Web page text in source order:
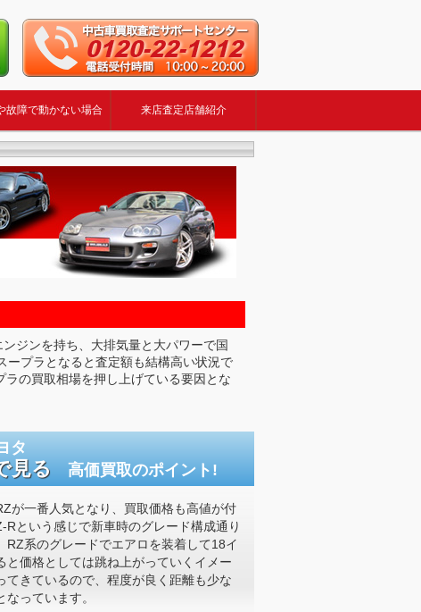
故障で動かない場合 来店査定店舗紹介
ジンを持ち、大排気量と大パワーで国
ープラとなると査定額も結構高い状況で
の買取相場を押し上げている要因とな
タ
見る 高価買取のポイント!
が一番人気となり、買取価格も高値が付
Rという感じで新車時のグレード構成通り
RZ系のグレードでエアロを装着して18イ
と価格としては跳ね上がっていくイメー
てきているので、程度が良く距離も少な
っています。